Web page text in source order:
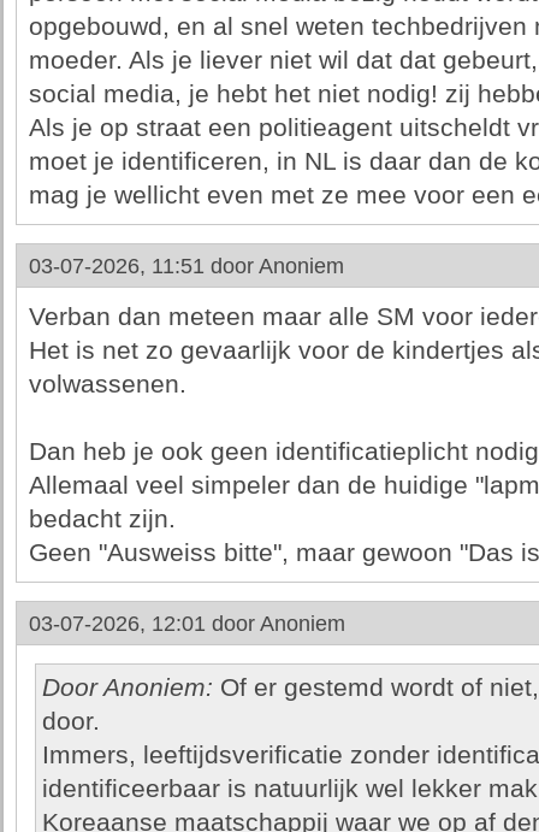
opgebouwd, en al snel weten
moeder. Als je liever niet wil dat dat
social media, je hebt het niet nodig! zij
Als je op straat een politieagent uitscheldt
moet je identificeren, in NL is daar dan de
mag je wellicht even met ze mee voor een
03-07-2026, 11:51 door Anoniem
Verban dan meteen maar alle SM voor
Het is net zo gevaarlijk voor de kindertjes
volwassenen.
Dan heb je ook geen identificatieplicht
Allemaal veel simpeler dan de huidige
bedacht zijn.
Geen "Ausweiss bitte", maar gewoon "Das
03-07-2026, 12:01 door Anoniem
Door Anoniem: Of er gestemd wordt of
door.
Immers, leeftijdsverificatie zonder
identificeerbaar is natuurlijk wel lekker
Koreaanse maatschappij waar we op af